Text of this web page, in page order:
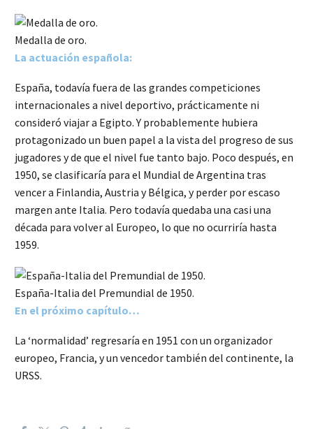
Medalla de oro.
La actuación española:
España, todavía fuera de las grandes competiciones
internacionales a nivel deportivo, prácticamente ni
consideró viajar a Egipto. Y probablemente hubiera
protagonizado un buen papel a la vista del progreso de sus
jugadores y de que el nivel fue tanto bajo. Poco después, en
1950, se clasificaría para el Mundial de Argentina tras
vencer a Finlandia, Austria y Bélgica, y perder por escaso
margen ante Italia. Pero todavía quedaba una casi una
década para volver al Europeo, lo que no ocurriría hasta
1959.
España-Italia del Premundial de 1950.
En el próximo capítulo…
La ‘normalidad’ regresaría en 1951 con un organizador
europeo, Francia, y un vencedor también del continente, la
URSS.